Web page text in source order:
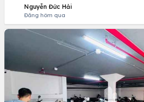
Nguyễn Đức Hải
Đăng hôm qua